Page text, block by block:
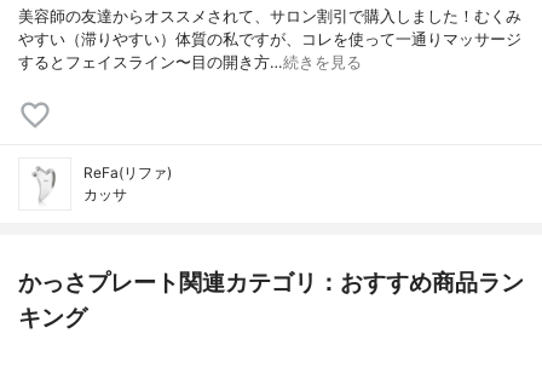
美容師の友達からオススメされて、サロン割引で購入しました！むくみ
やすい（滞りやすい）体質の私ですが、コレを使って一通りマッサージ
するとフェイスライン〜目の開き方…続きを見る
ReFa(リファ)
カッサ
かっさプレート関連カテゴリ：おすすめ商品ラン
キング